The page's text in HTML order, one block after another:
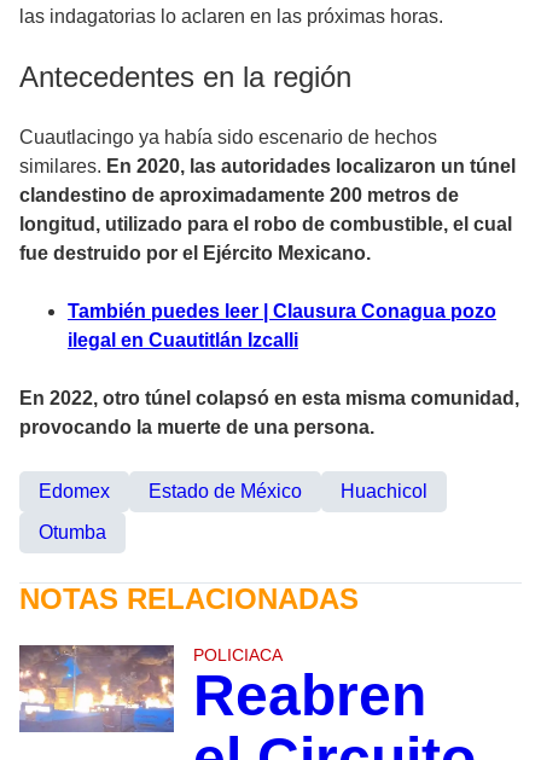
las indagatorias lo aclaren en las próximas horas.
Antecedentes en la región
Cuautlacingo ya había sido escenario de hechos
similares. En 2020, las autoridades localizaron un túnel
clandestino de aproximadamente 200 metros de
longitud, utilizado para el robo de combustible, el cual
fue destruido por el Ejército Mexicano.
También puedes leer | Clausura Conagua pozo
ilegal en Cuautitlán Izcalli
En 2022, otro túnel colapsó en esta misma comunidad,
provocando la muerte de una persona.
Edomex Estado de México
Huachicol
Otumba
NOTAS RELACIONADAS
POLICIACA
Reabren